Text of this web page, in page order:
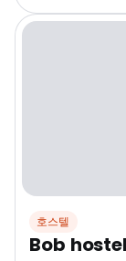
호스텔
Bob hostel